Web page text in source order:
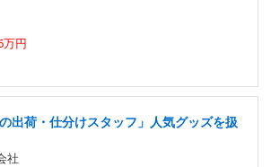
万円
出荷・仕分けスタッフ」人気グッズを扱
社